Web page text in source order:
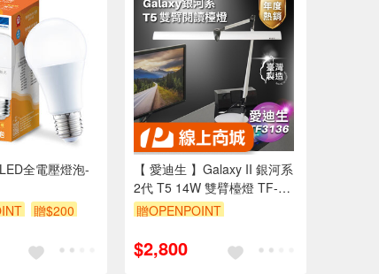
全電壓燈泡-
贈$200
【 愛迪生 】Galaxy II 銀河系
2代 T5 14W 雙臂檯燈 TF-
3136 自然光 可更換燈管式 /
贈OPENPOINT
$2,800